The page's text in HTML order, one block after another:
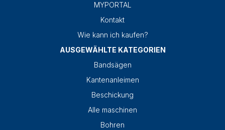
MYPORTAL
Kontakt
Wie kann ich kaufen?
AUSGEWÄHLTE KATEGORIEN
Bandsägen
Kantenanleimen
Beschickung
Alle maschinen
Bohren